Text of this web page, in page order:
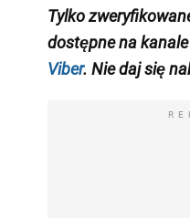
Tylko
dostępne nakanale
Viber. Nie daj się